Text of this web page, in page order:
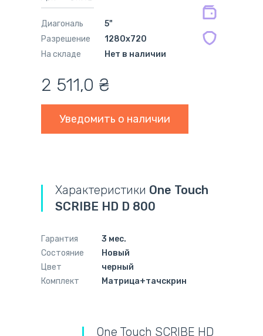
Диагональ
5"
Разрешение
1280x720
На складе
Нет в наличии
2 511,0 ₴
Уведомить о наличии
мес.
Характеристики One Touch
SCRIBE HD D 800
Гарантия
3 мес.
Состояние
Новый
Цвет
черный
Комплект
Матрица+тачскрин
One Touch SCRIBE HD